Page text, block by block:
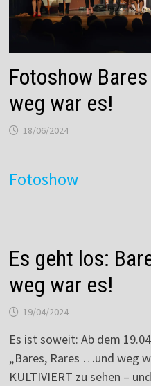
Fotoshow
weg war es!
18/06/2024
Fotoshow
Es geht los:
weg war es!
19/04/2024
Es ist soweit: Ab dem
„Bares, Rares …und weg
KULTIVIERT zu sehen –